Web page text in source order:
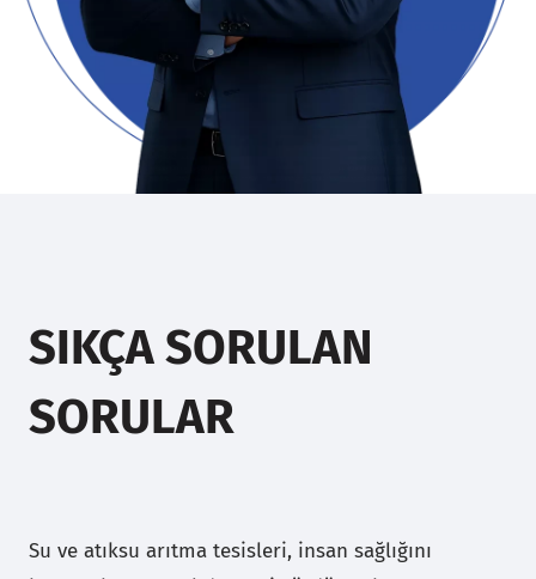
SIKÇA SORULAN
SORULAR
Su ve atıksu arıtma tesisleri, insan sağlığını